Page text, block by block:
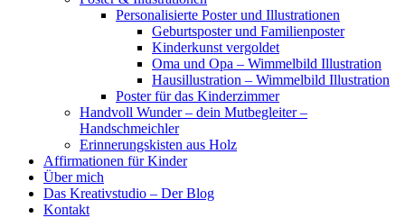
Personalisierte Poster und Illustrationen
Geburtsposter und Familienposter
Kinderkunst vergoldet
Oma und Opa – Wimmelbild Illustration
Hausillustration – Wimmelbild Illustration
Poster für das Kinderzimmer
Handvoll Wunder – dein Mutbegleiter –
Handschmeichler
Erinnerungskisten aus Holz
Affirmationen für Kinder
Über mich
Das Kreativstudio – Der Blog
Kontakt